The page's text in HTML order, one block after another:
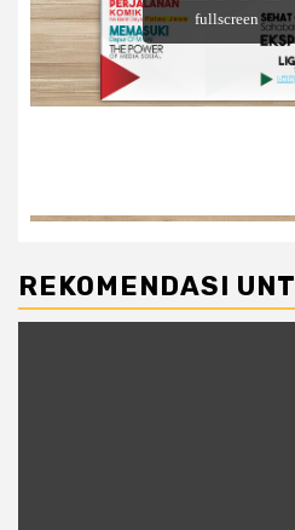
REKOMENDASI